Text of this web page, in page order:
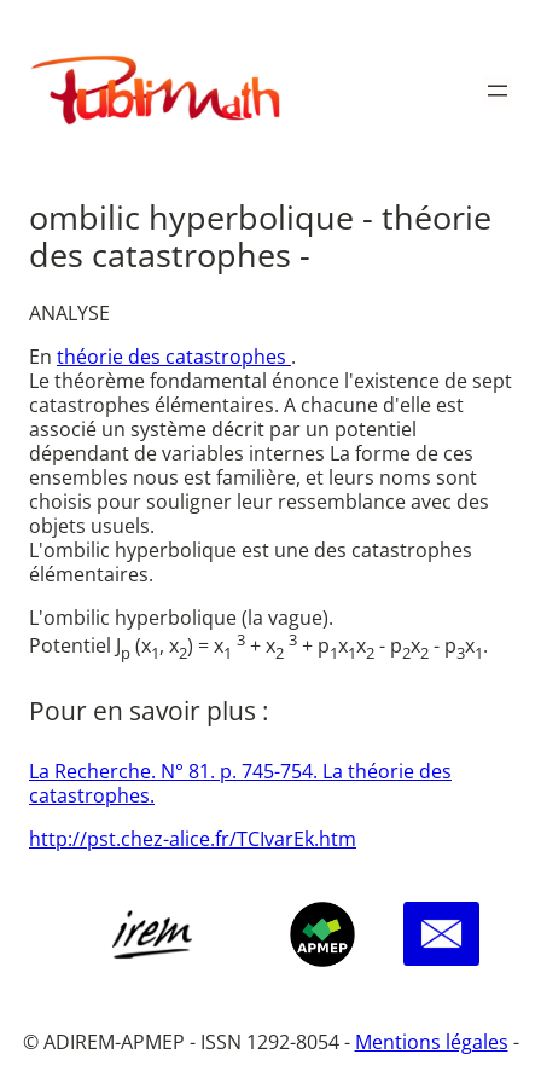
contenu
Publimath
ombilic hyperbolique - théorie
des catastrophes -
ANALYSE
En théorie des catastrophes .
Le théorème fondamental énonce l'existence de sept
catastrophes élémentaires. A chacune d'elle est
associé un système décrit par un potentiel
dépendant de variables internes La forme de ces
ensembles nous est familière, et leurs noms sont
choisis pour souligner leur ressemblance avec des
objets usuels.
L'ombilic hyperbolique est une des catastrophes
élémentaires.
L'ombilic hyperbolique (la vague).
Potentiel Jp (x1, x2) = x1
3 + x2
3 + p1x1x2 - p2x2 - p3x1.
Pour en savoir plus :
La Recherche. N° 81. p. 745-754. La théorie des
catastrophes.
http://pst.chez-alice.fr/TCIvarEk.htm
© ADIREM-APMEP - ISSN 1292-8054 - Mentions légales -